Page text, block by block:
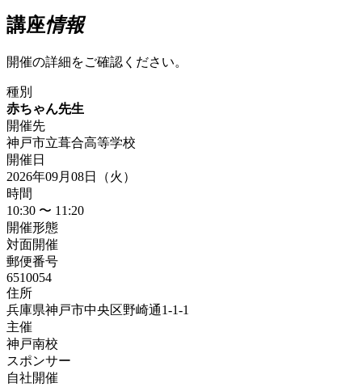
講座情報
開催の詳細をご確認ください。
種別
赤ちゃん先生
開催先
神戸市立葺合高等学校
開催日
2026年09月08日（火）
時間
10:30 〜 11:20
開催形態
対面開催
郵便番号
6510054
住所
兵庫県神戸市中央区野崎通1-1-1
主催
神戸南校
スポンサー
自社開催